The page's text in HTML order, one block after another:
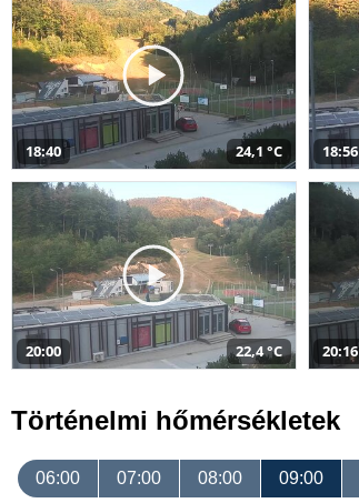
18:40 24,1 °C 18:56
20:00 22,4 °C 20:16
Történelmi hőmérsékletek
06:00 07:00 08:00 09:00